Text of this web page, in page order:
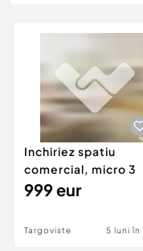
Afaceri și
Inchiriere Bunuri si
Piese auto si
Inchiriez spatiu
comercial, micro 3
999 eur
Targoviste 5 luni în